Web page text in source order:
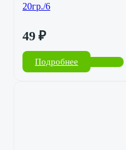
20гр./6
49 ₽
Подробнее